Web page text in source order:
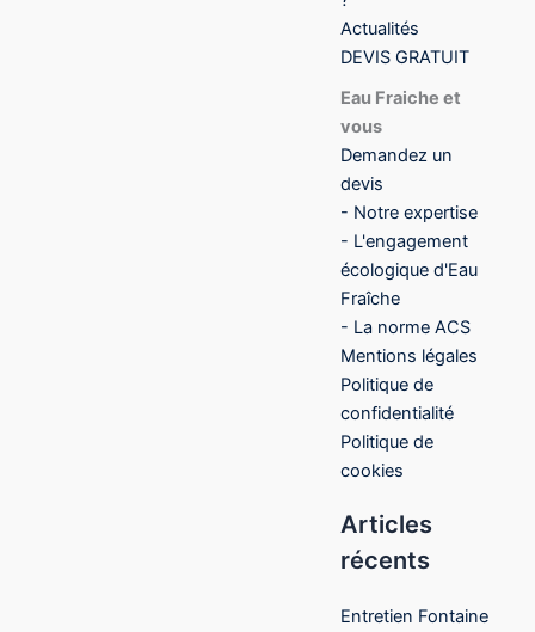
Actualités
DEVIS GRATUIT
Eau Fraiche et
vous
Demandez un
devis
- Notre expertise
- L'engagement
écologique d'Eau
Fraîche
- La norme ACS
Mentions légales
Politique de
confidentialité
Politique de
cookies
Articles
récents
Entretien Fontaine